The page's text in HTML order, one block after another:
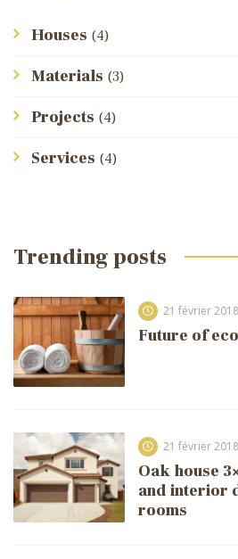
Houses (4)
Materials (3)
Projects (4)
Services (4)
Trending posts
21 février 2018
Future of
21 février 2018
Oak house
and interior
rooms